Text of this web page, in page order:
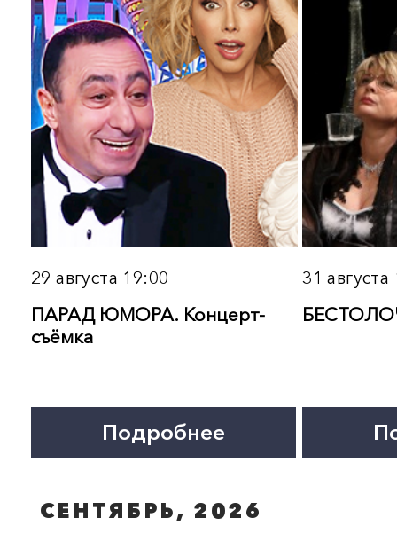
СЕНТЯБРЬ, 2026
«Лайффэм»
Подробнее
города
Подробнее
ХИП-ХОП И БРЕЙКИНГ.
Мастер-классы студии
«ТанцДрайв»
Подробнее
БЕСТОЛОЧЬ. Спектакль